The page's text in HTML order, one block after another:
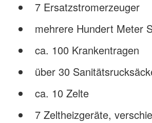
7 Ersatzstromerzeuger
mehrere Hundert Meter
ca. 100 Krankentragen
über 30
ca. 10 Zelte
7 Zeltheizgeräte,